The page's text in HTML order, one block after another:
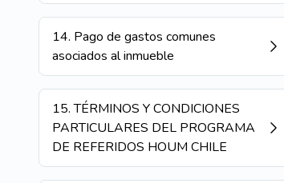
14. Pago de gastos comunes
asociados al inmueble
15.TÉRMINOS Y CONDICIONES
PARTICULARES DEL PROGRAMA
DE REFERIDOS HOUM CHILE